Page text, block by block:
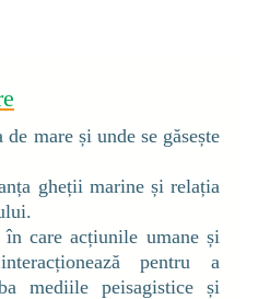
mare și unde se găsește
gheții marine și relația
în care acțiunile umane și
pentru a
mediile peisagistice și